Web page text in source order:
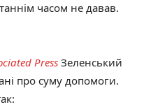
часом не давав.
PressЗеленський
про суму допомоги.